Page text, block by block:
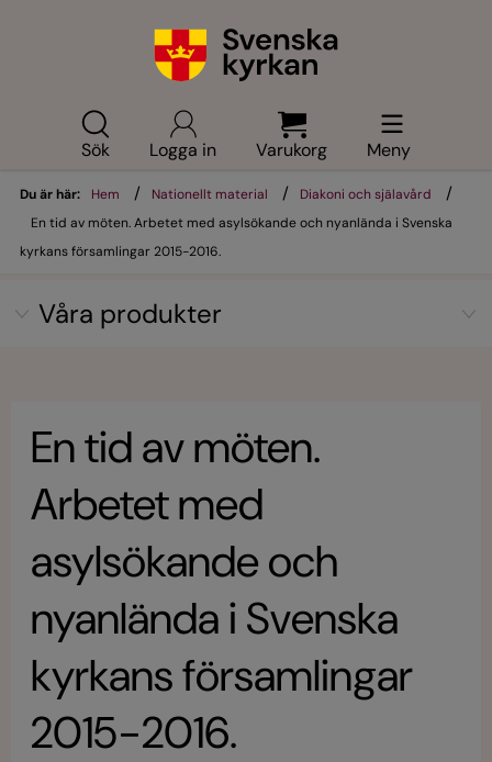
Sök Logga in Varukorg Meny
Du är här: Hem / Nationellt material / Diakoni och själavård /
En tid av möten. Arbetet med asylsökande och nyanlända i Svenska
kyrkans församlingar 2015-2016.
Våra produkter
En tid av möten.
Arbetet med
asylsökande och
nyanlända i Svenska
kyrkans församlingar
2015-2016.